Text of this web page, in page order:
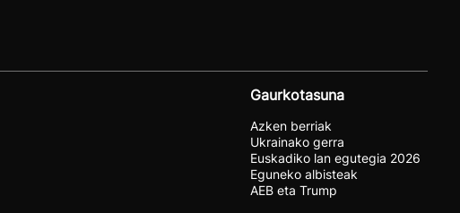
Gaurkotasuna
Azken berriak
Ukrainako gerra
Euskadiko lan egutegia 2026
Eguneko albisteak
AEB eta Trump